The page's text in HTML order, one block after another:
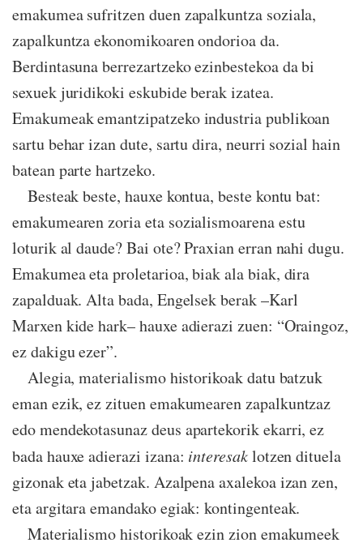
emakumea sufritzen duen zapalkuntza soziala,
zapalkuntza ekonomikoaren ondorioa da.
Berdintasuna berrezartzeko ezinbestekoa da bi
sexuek juridikoki eskubide berak izatea.
Emakumeak emantzipatzeko industria publikoan
sartu behar izan dute, sartu dira, neurri sozial hain
batean parte hartzeko.
Besteak beste, hauxe kontua, beste kontu bat:
emakumearen zoria eta sozialismoarena estu
loturik al daude? Bai ote? Praxian erran nahi dugu.
Emakumea eta proletarioa, biak ala biak, dira
zapalduak. Alta bada, Engelsek berak –Karl
Marxen kide hark– hauxe adierazi zuen: “Oraingoz,
ez dakigu ezer”.
Alegia, materialismo historikoak datu batzuk
eman ezik, ez zituen emakumearen zapalkuntzaz
edo mendekotasunaz deus apartekorik ekarri, ez
bada hauxe adierazi izana: interesaklotzen dituela
gizonak eta jabetzak. Azalpena axalekoa izan zen,
eta argitara emandako egiak: kontingenteak.
Materialismo historikoak ezin zion emakumeek